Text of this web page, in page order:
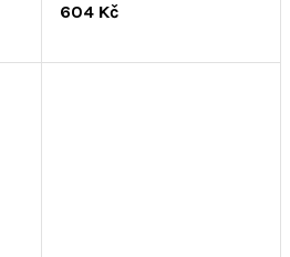
604 Kč